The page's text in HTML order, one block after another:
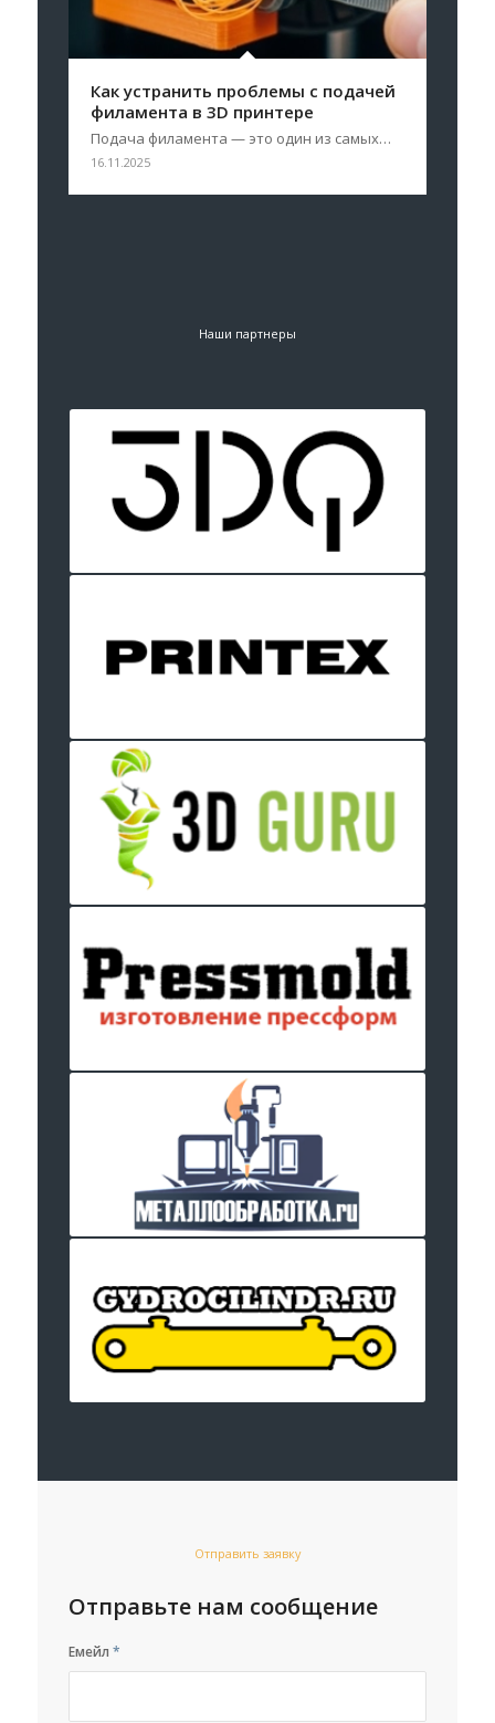
Как устранить проблемы с подачей
филамента в 3D принтере
Подача филамента — это один из самых…
16.11.2025
Наши партнеры
Отправить заявку
Отправьте нам сообщение
Емейл*